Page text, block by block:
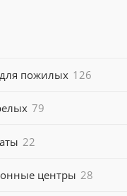
пожилых 126
79
22
центры 28